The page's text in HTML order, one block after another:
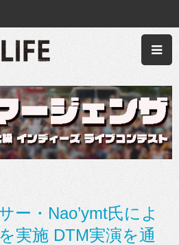
ー・Nao’ymt氏によ
実施 DTM実演を通